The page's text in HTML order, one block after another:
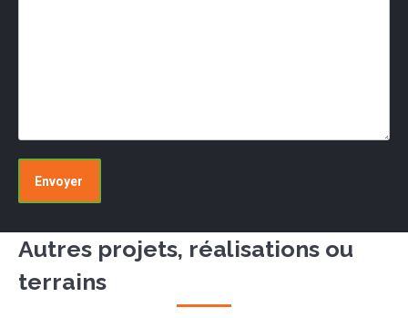
Autres projets, réalisations ou
terrains